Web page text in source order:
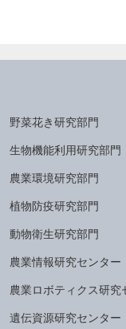
野菜花き研究部門
生物機能利用研究部門
農業環境研究部門
植物防疫研究部門
動物衛生研究部門
農業情報研究センター
農業ロボティクス研究
遺伝資源研究センター